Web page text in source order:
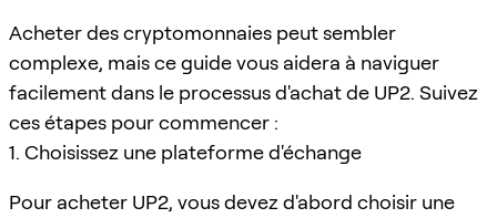
Acheter des cryptomonnaies peut sembler
complexe, mais ce guide vous aidera à naviguer
facilement dans le processus d'achat de UP2. Suivez
ces étapes pour commencer :
1. Choisissez une plateforme d'échange
Pour acheter UP2, vous devez d'abord choisir une